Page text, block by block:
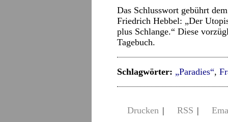
Das Schlusswort gebührt
Friedrich Hebbel: „Der
plus Schlange.“ Diese
Tagebuch.
Schlagwörter: „Paradies“,
Drucken | RSS |